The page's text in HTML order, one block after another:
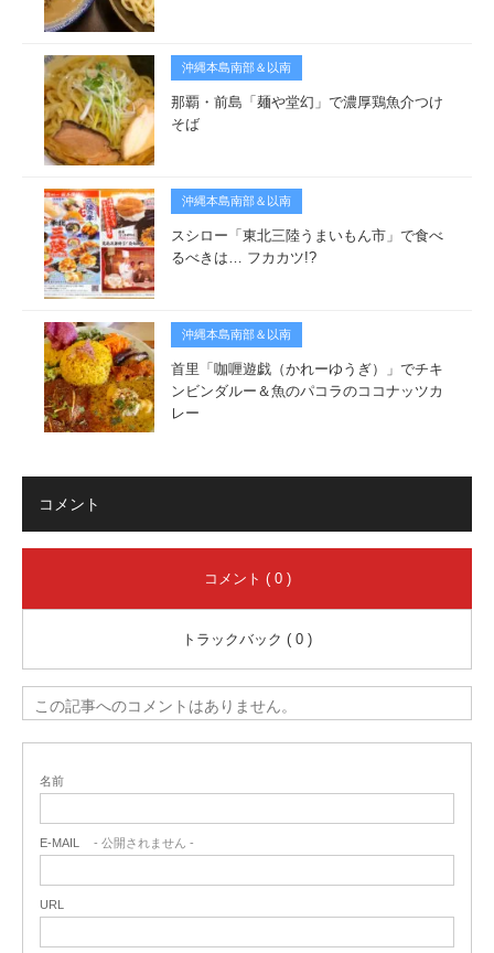
沖縄本島南部＆以南
那覇・前島「麺や堂幻」で濃厚鶏魚介つけ
そば
沖縄本島南部＆以南
スシロー「東北三陸うまいもん市」で食べ
るべきは… フカカツ!?
沖縄本島南部＆以南
首里「咖喱遊戯（かれーゆうぎ）」でチキ
ンビンダルー＆魚のパコラのココナッツカ
レー
コメント
コメント ( 0 )
トラックバック ( 0 )
この記事へのコメントはありません。
名前
E-MAIL - 公開されません -
URL